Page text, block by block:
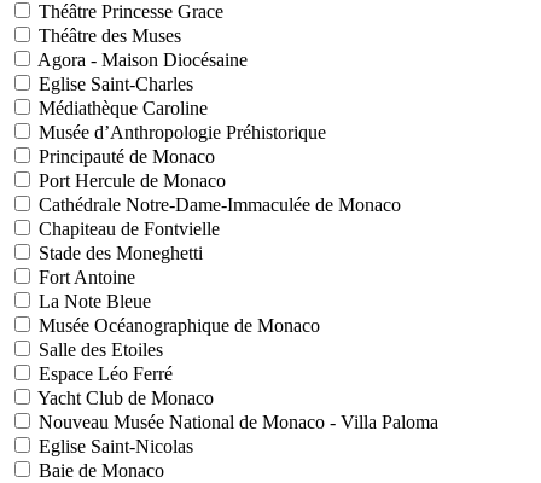
Théâtre Princesse Grace
Théâtre des Muses
Agora - Maison Diocésaine
Eglise Saint-Charles
Médiathèque Caroline
Musée d’Anthropologie Préhistorique
Principauté de Monaco
Port Hercule de Monaco
Cathédrale Notre-Dame-Immaculée de Monaco
Chapiteau de Fontvielle
Stade des Moneghetti
Fort Antoine
La Note Bleue
Musée Océanographique de Monaco
Salle des Etoiles
Espace Léo Ferré
Yacht Club de Monaco
Nouveau Musée National de Monaco - Villa Paloma
Eglise Saint-Nicolas
Baie de Monaco